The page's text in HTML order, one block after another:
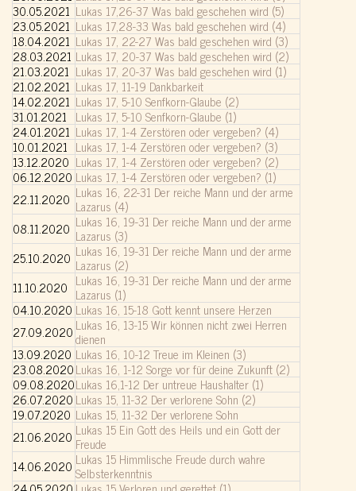
30.05.2021 Lukas 17,26-37 Was bald geschehen wird (5)
23.05.2021 Lukas 17,28-33 Was bald geschehen wird (4)
18.04.2021 Lukas 17, 22-27 Was bald geschehen wird (3)
28.03.2021 Lukas 17, 20-37 Was bald geschehen wird (2)
21.03.2021 Lukas 17, 20-37 Was bald geschehen wird (1)
21.02.2021 Lukas 17, 11-19 Dankbarkeit
14.02.2021 Lukas 17, 5-10 Senfkorn-Glaube (2)
31.01.2021 Lukas 17, 5-10 Senfkorn-Glaube (1)
24.01.2021 Lukas 17, 1-4 Zerstören oder vergeben? (4)
10.01.2021 Lukas 17, 1-4 Zerstören oder vergeben? (3)
13.12.2020 Lukas 17, 1-4 Zerstören oder vergeben? (2)
06.12.2020 Lukas 17, 1-4 Zerstören oder vergeben? (1)
22.11.2020 Lukas 16, 22-31 Der reiche Mann und der arme
Lazarus (4)
08.11.2020 Lukas 16, 19-31 Der reiche Mann und der arme
Lazarus (3)
25.10.2020 Lukas 16, 19-31 Der reiche Mann und der arme
Lazarus (2)
11.10.2020 Lukas 16, 19-31 Der reiche Mann und der arme
Lazarus (1)
04.10.2020 Lukas 16, 15-18 Gott kennt unsere Herzen
27.09.2020 Lukas 16, 13-15 Wir können nicht zwei Herren
dienen
13.09.2020 Lukas 16, 10-12 Treue im Kleinen (3)
23.08.2020Lukas 16, 1-12 Sorge vor für deine Zukunft (2)
09.08.2020Lukas 16,1-12 Der untreue Haushalter (1)
26.07.2020 Lukas 15, 11-32 Der verlorene Sohn (2)
19.07.2020 Lukas 15, 11-32 Der verlorene Sohn
21.06.2020 Lukas 15 Ein Gott des Heils und ein Gott der
Freude
14.06.2020 Lukas 15 Himmlische Freude durch wahre
Selbsterkenntnis